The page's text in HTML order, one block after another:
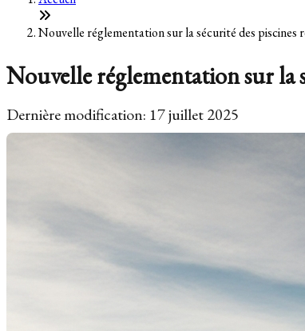
Nouvelle réglementation sur la sécurité des piscines
Nouvelle réglementation sur la
Dernière modification: 17 juillet 2025